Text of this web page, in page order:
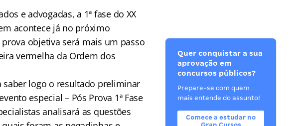
e advogadas, a 1ª fase do XX
acontece já no próximo
objetiva será mais um passo
vermelha da Ordem dos
saber logo o resultado preliminar
especial – Pós Prova 1ª Fase
analisará as questões
Quer conquistar a sua
aprovação em
concursos públicos?
Prepare-se com quem
mais entende do assunto!
Comece a estudar no